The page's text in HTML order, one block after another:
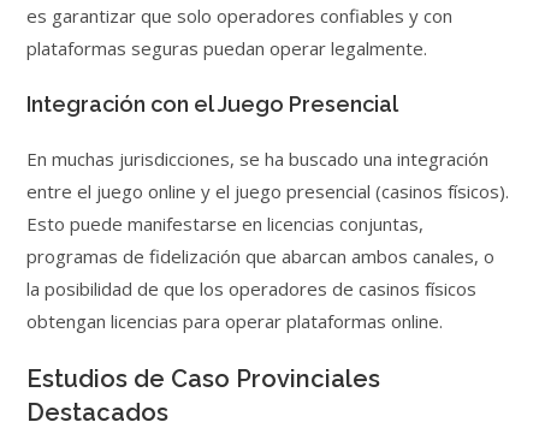
es garantizar que solo operadores confiables y con
plataformas seguras puedan operar legalmente.
Integración con el Juego Presencial
En muchas jurisdicciones, se ha buscado una integración
entre el juego online y el juego presencial (casinos físicos).
Esto puede manifestarse en licencias conjuntas,
programas de fidelización que abarcan ambos canales, o
la posibilidad de que los operadores de casinos físicos
obtengan licencias para operar plataformas online.
Estudios de Caso Provinciales
Destacados